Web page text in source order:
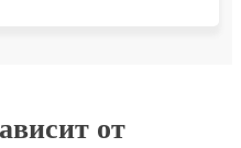
от